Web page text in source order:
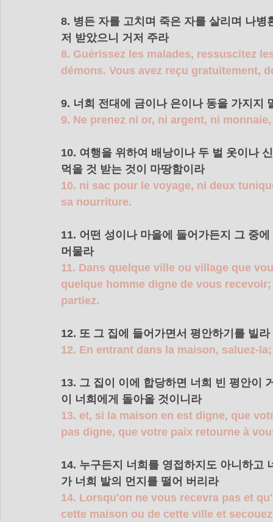
8. 병든 자를 고치며 죽은 자를 살리며 나
저 받았으니 거저 주라
8. Guérissez les malades, ressuscitez
démons. Vous avez reçu gratuitement,
9. 너희 전대에 금이나 은이나 동을 가지지
9. Ne prenez ni or, ni argent, ni
10. 여행을 위하여 배낭이나 두 벌 옷이나
먹을 것 받는 것이 마땅함이라
10. ni sac pour le voyage, ni deux
sa nourriture.
11. 어떤 성이나 마을에 들어가든지 그 중
머물라
11. Dans quelque ville ou village que
quelque homme digne de vous
partiez.
12. 또 그 집에 들어가면서 평안하기를 빌라
12. En entrant dans la maison, saluez-la;
13. 그 집이 이에 합당하면 너희 빈 평안이
이 너희에게 돌아올 것이니라
13. et, si la maison en est digne, que
pas digne, que votre paix retourne à
14. 누구든지 너희를 영접하지도 아니하고
가 너희 발의 먼지를 떨어 버리라
14. Lorsqu'on ne vous recevra pas et
cette maison ou de cette ville et